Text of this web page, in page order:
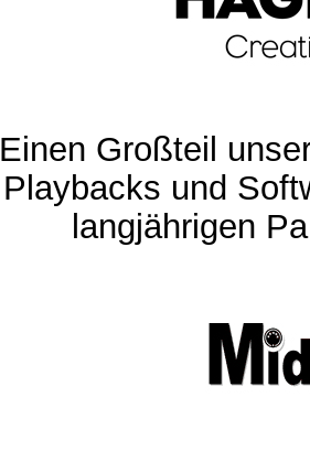
Einen Großteil
Playbacks und
langjährigen